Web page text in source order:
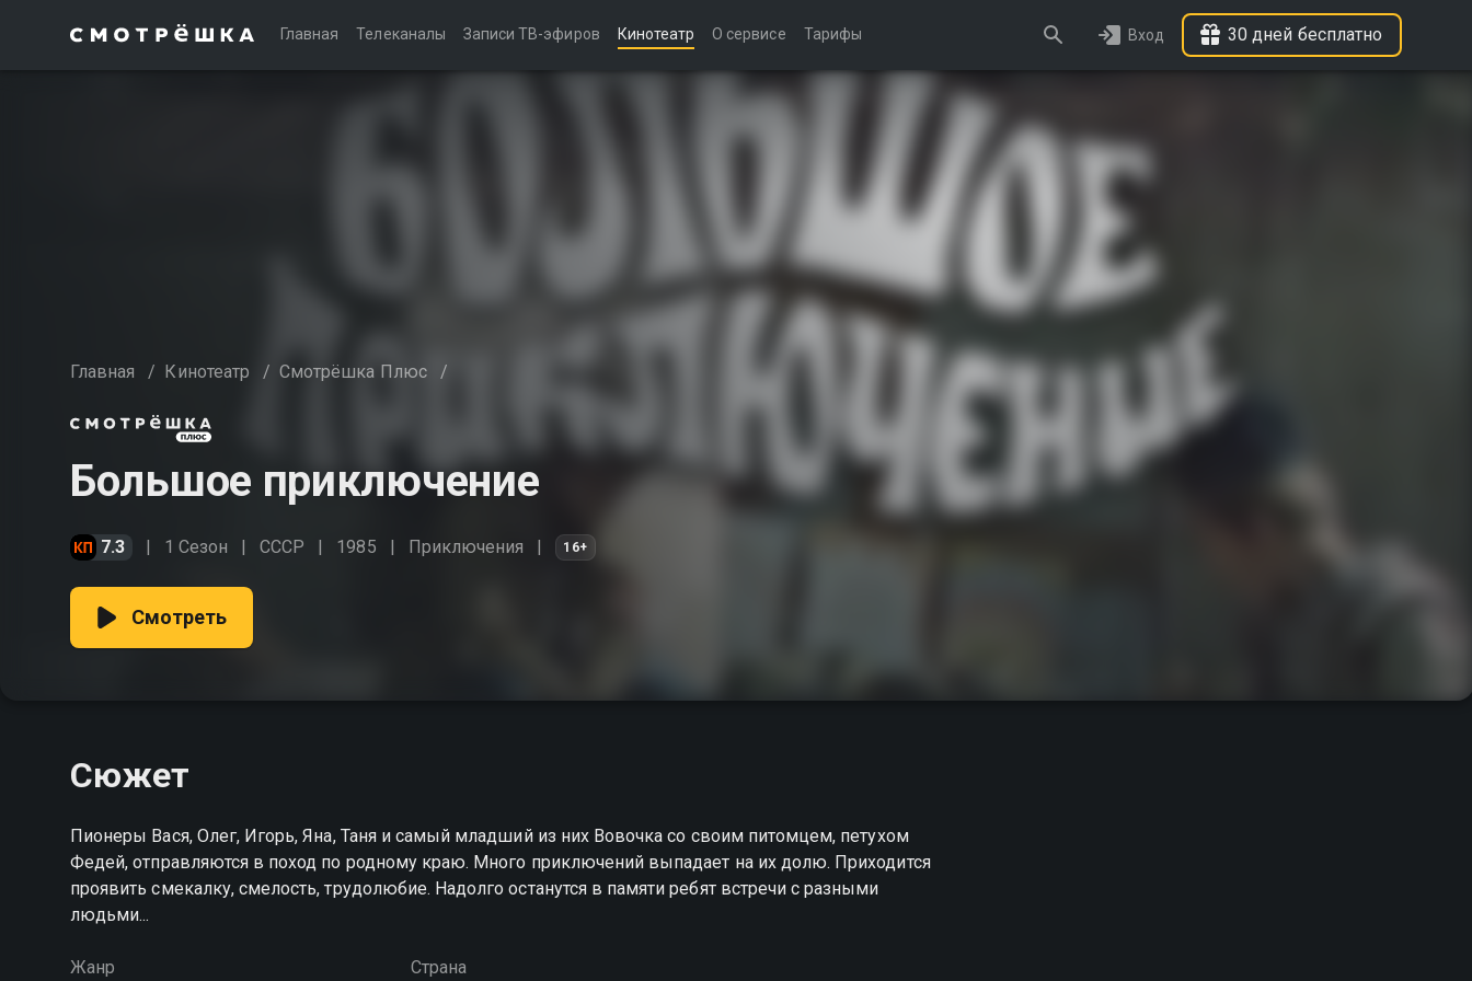
Главная Телеканалы Записи ТВ-эфиров Кинотеатр О сервисе Тарифы Вход 30 дней бесплатно
Главная / Кинотеатр / Смотрёшка Плюс /
Большое приключение
7.3 1 Сезон СССР 1985 Приключения 16+
Смотреть
Сюжет
Пионеры Вася, Олег, Игорь, Яна, Таня и самый младший из них Вовочка со своим питомцем, петухом
Федей, отправляются в поход по родному краю. Много приключений выпадает на их долю. Приходится
проявить смекалку, смелость, трудолюбие. Надолго останутся в памяти ребят встречи с разными
людьми...
Жанр Страна